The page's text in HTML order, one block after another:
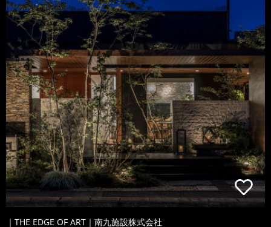
｜THE EDGE OF ART｜南九施設株式会社